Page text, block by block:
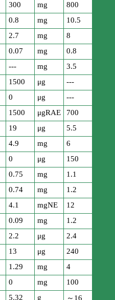
300 mg
800
0.8 mg
10.5
2.7 mg
8
0.07 mg
0.8
--- mg
3.5
1500 μg
---
0 μg
---
1500 μgRAE
700
19 μg
5.5
4.9 mg
6
0 μg
150
0.75 mg
1.1
0.74 mg
1.2
4.1 mgNE
12
0.09 mg
1.2
2.2 μg
2.4
13 μg
240
1.29 mg
4
0 mg
100
5.32 g
～16